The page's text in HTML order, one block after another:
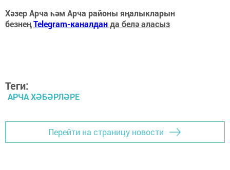
Хәзер Арча һәм Арча районы яңалыкларын
безнеңTelegram-каналданда белә аласыз
Теги:
АРЧА ХӘБӘРЛӘРЕ
Перейти на страницу новости